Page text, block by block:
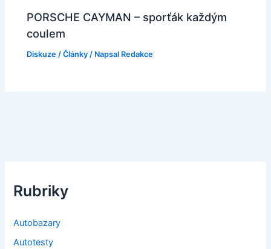
PORSCHE CAYMAN – sporťák každým
coulem
Diskuze /Články / Napsal Redakce
Rubriky
Autobazary
Autotesty